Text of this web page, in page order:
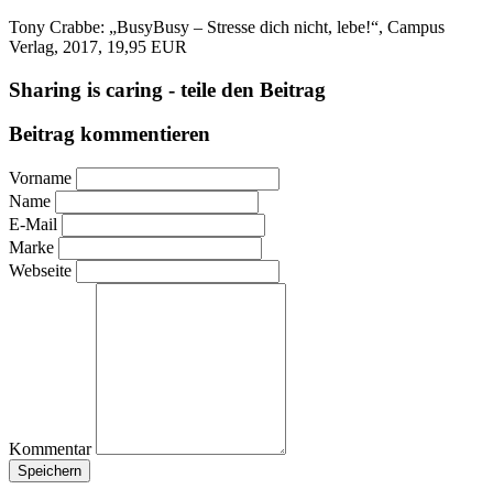
Tony Crabbe: „BusyBusy – Stresse dich nicht, lebe!“, Campus
Verlag, 2017, 19,95 EUR
Sharing is caring - teile den Beitrag
Beitrag kommentieren
Vorname
Name
E-Mail
Marke
Webseite
Kommentar